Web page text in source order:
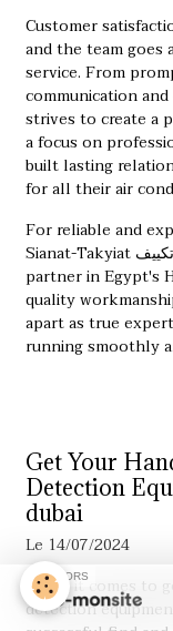
Customer
and the team goes
service. From
communication
strives to create a
a focus on
built lasting
for all their air
For reliable and
Sianat-Takyiat
partner in Egypt's
quality
apart as true
running smoothly
Get Your
Detection
dubai
Le 14/07/2024
When it comes to
detection
SPONSORS